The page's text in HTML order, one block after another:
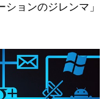
ョンのジレンマ」